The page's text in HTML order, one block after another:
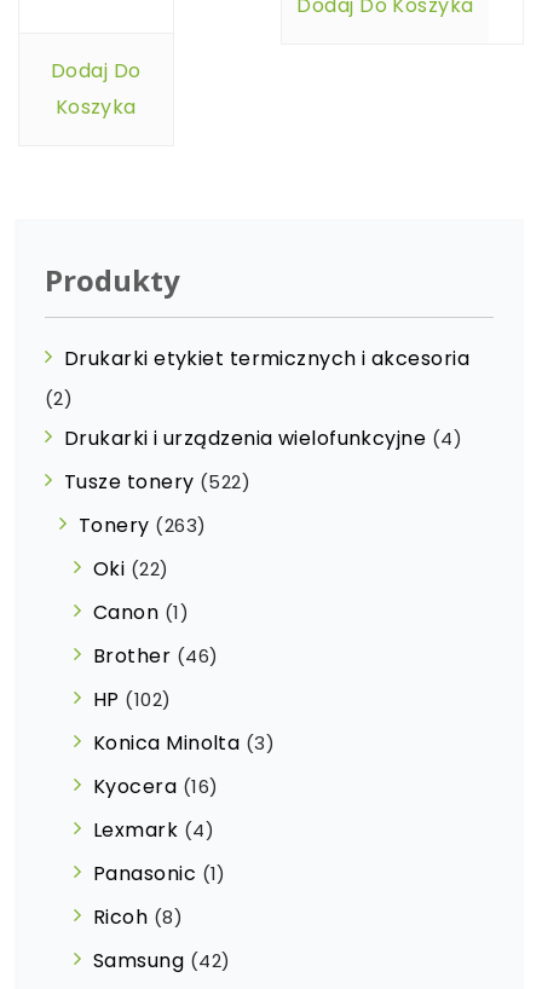
Dodaj Do
Koszyka
Produkty
Drukarki etykiet termicznych i akcesoria
(2)
Drukarki i urządzenia wielofunkcyjne (4)
Tusze tonery (522)
Tonery (263)
Oki (22)
Canon (1)
Brother (46)
HP (102)
Konica Minolta (3)
Kyocera (16)
Lexmark (4)
Panasonic (1)
Ricoh (8)
Samsung (42)